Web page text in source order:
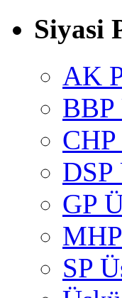
Siyasi
AK
BBP
DSP
GP
SP